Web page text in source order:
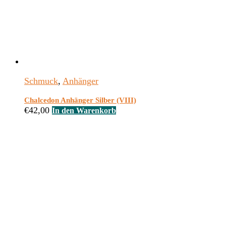
Schmuck, Anhänger
Chalcedon Anhänger Silber (VIII)
€42,00 In den Warenkorb